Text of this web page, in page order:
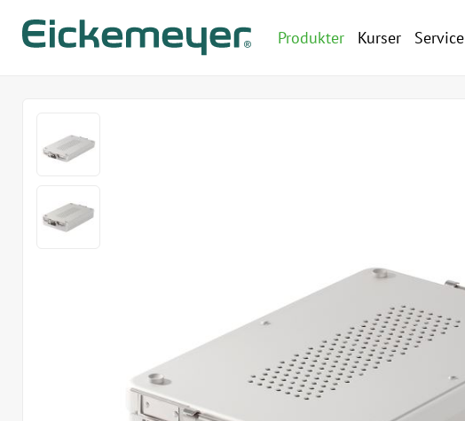
Produkter Kurser Service